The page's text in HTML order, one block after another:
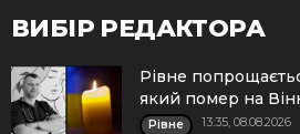
ВИБІР РЕДАКТОРА
Рівне
який помер на
Рівне 13:35, 08.08.2026